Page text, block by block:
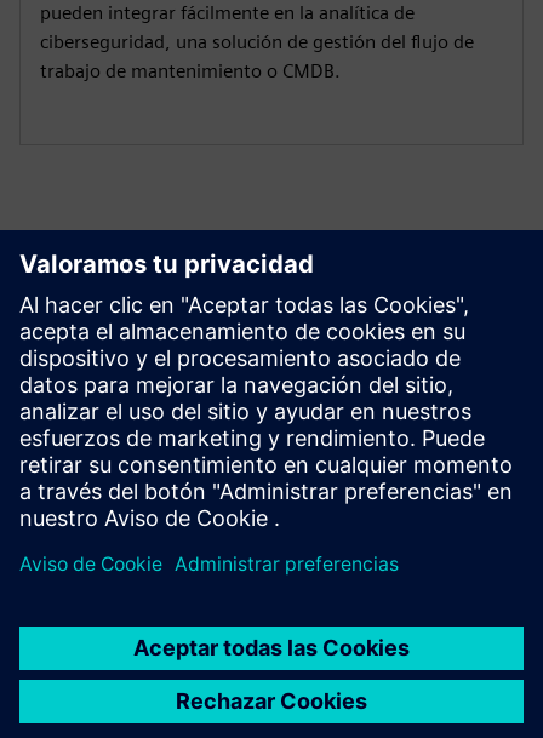
pueden integrar fácilmente en la analítica de
ciberseguridad, una solución de gestión del flujo de
trabajo de mantenimiento o CMDB.
Empezar
Ponte en contacto con nosotros